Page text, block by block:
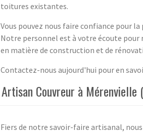
toitures existantes.
Vous pouvez nous faire confiance pour
Notre personnel est à votre écoute pour
en matière de construction et de
Contactez-nous aujourd'hui pour en
Artisan Couvreur à Mérenvielle
Fiers de notre savoir-faire artisanal,